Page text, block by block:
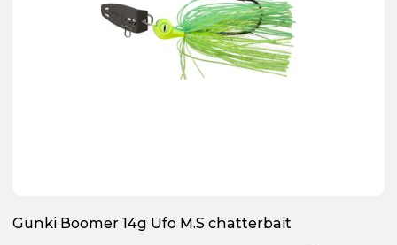
Gunki Boomer 14g Ufo M.S chatterbait